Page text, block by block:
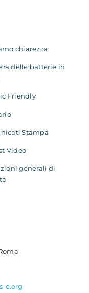
chiarezza
delle batterie in
Friendly
Stampa
Video
generali di
e.org